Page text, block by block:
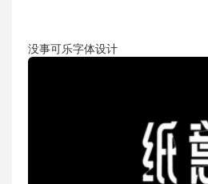
没事可乐字体设计